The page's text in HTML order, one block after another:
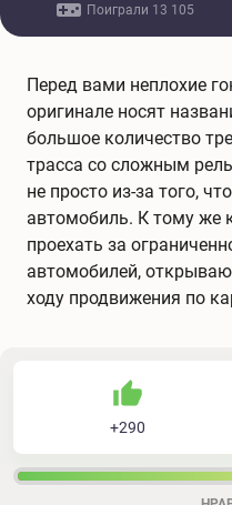
Поиграли 13 105
Перед вами неплохие
оригинале носят
большое количество
трасса со сложным
не просто из-за того,
автомобиль. К тому же
проехать за
автомобилей,
ходу продвижения по
+290
Нравится